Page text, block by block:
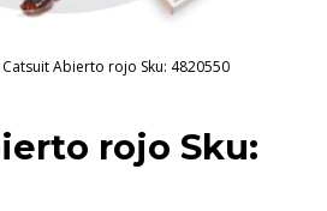
Catsuit Abierto rojo Sku: 4820550
rojo Sku: